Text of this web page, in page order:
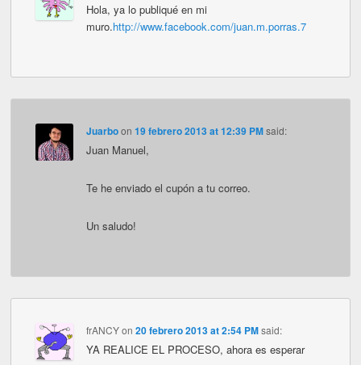
Hola, ya lo publiqué en mi
muro.http://www.facebook.com/juan.m.porras.7
Juarboon 19 febrero 2013 at 12:39 PM said:
Juan Manuel,
Te he enviado el cupón a tu correo.
Un saludo!
frANCYon 20 febrero 2013 at 2:54 PM said:
YA REALICE EL PROCESO, ahora es esperar